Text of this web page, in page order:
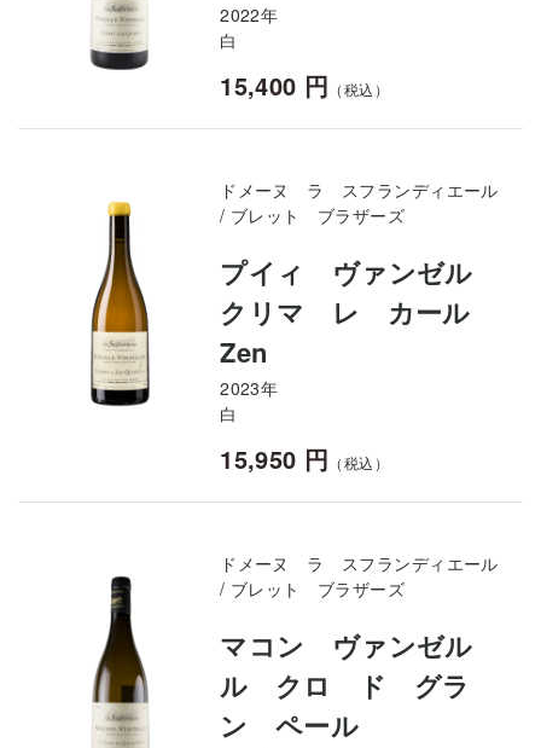
2022年
白
15,400 円 （税込）
ドメーヌ ラ スフランディエール
/ ブレット ブラザーズ
プイィ ヴァンゼル
クリマ レ カール
Zen
2023年
白
15,950 円 （税込）
ドメーヌ ラ スフランディエール
/ ブレット ブラザーズ
マコン ヴァンゼル
ル クロ ド グラ
ン ペール